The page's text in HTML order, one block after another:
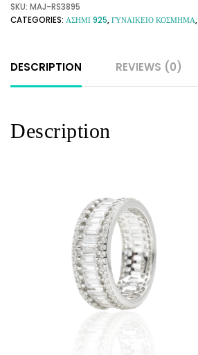
SKU: MAJ-RS3895
CATEGORIES: ΑΣΗΜΙ 925,ΓΥΝΑΙΚΕΙΟ ΚΟΣΜΗΜΑ,
DESCRIPTION REVIEWS (0)
Description